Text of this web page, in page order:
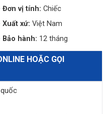
Đơn vị tính: Chiếc
Xuất xứ: Việt Nam
Bảo hành: 12 tháng
HOẶC GỌI